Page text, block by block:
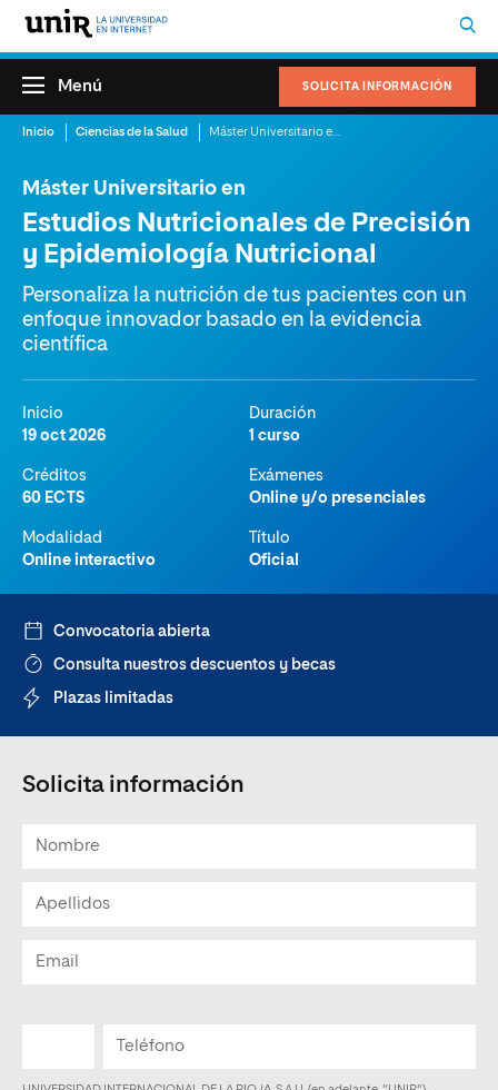
SOLICITA INFORMACIÓN
Menú
Inicio Ciencias de la Salud
Máster Universitario en
Estudios Nutricionales de Precisión
y Epidemiología Nutricional
Personaliza la nutrición de tus pacientes con un
enfoque innovador basado en la evidencia
científica
Inicio
19 oct 2026
Duración
1 curso
Créditos
60 ECTS
Exámenes
Online y/o presenciales
Modalidad
Online interactivo
Título
Oficial
Convocatoria abierta
Consulta nuestros descuentos y becas
Plazas limitadas
Solicita información